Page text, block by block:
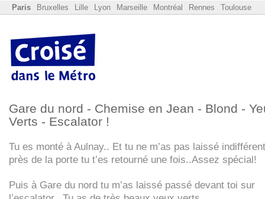
Paris Bruxelles Lille Lyon Marseille Montréal Rennes Toulouse
Gare du nord - Chemise en Jean - Blond -
Verts - Escalator !
Tu es monté à Aulnay.. Et tu ne m’as pas laissé
près de la porte tu t’es retourné une fois..Assez spécial!
Puis à Gare du nord tu m’as laissé passé devant toi sur